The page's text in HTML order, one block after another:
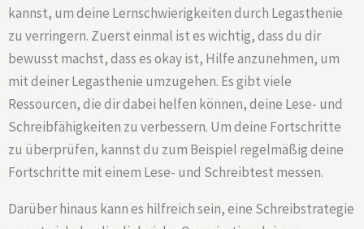
kannst, um deine Lernschwierigkeiten durch Legasthenie
zu verringern. Zuerst einmal ist es wichtig, dass du dir
bewusst machst, dass es okay ist, Hilfe anzunehmen, um
mit deiner Legasthenie umzugehen. Es gibt viele
Ressourcen, die dir dabei helfen können, deine Lese- und
Schreibfähigkeiten zu verbessern. Um deine Fortschritte
zu überprüfen, kannst du zum Beispiel regelmäßig deine
Fortschritte mit einem Lese- und Schreibtest messen.
Darüber hinaus kann es hilfreich sein, eine Schreibstrategie